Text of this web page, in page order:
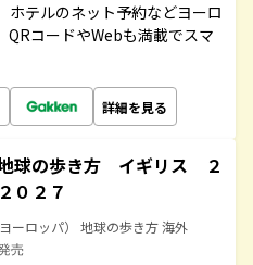
ホテルのネット予約などヨーロ
QRコードやWebも満載でスマ
詳細を見る
球の歩き方 イギリス ２
０２７
ーロッパ） 地球の歩き方 海外
売